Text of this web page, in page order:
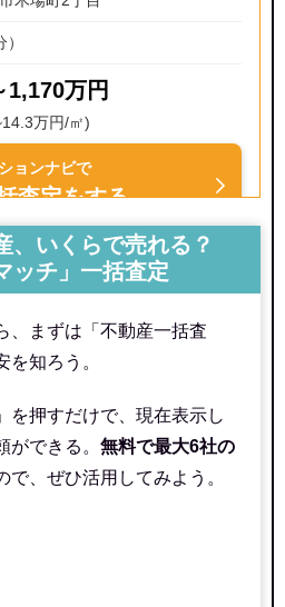
1,170万円
万円/㎡)
ョンナビで
査定をする
木場町2丁目
万円/㎡)
査定をする
、いくらで売れる？
ッチ」一括査定
、まずは「不動産一括査
を知ろう。
を押すだけで、現在表示し
ができる。 無料で最大6社の
で、ぜひ活用してみよう。